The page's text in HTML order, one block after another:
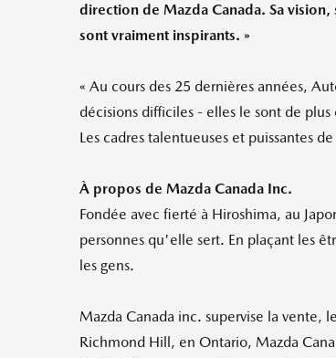
direction de Mazda Canada. Sa
sont vraiment inspirants. »
« Au cours des 25 dernières années,
décisions difficiles - elles le sont de
Les cadres talentueuses et puissantes
À propos de Mazda Canada Inc.
Fondée avec fierté à Hiroshima, au
personnes qu'elle sert. En plaçant les
les gens.
Mazda Canada inc. supervise la vente,
Richmond Hill, en Ontario, Mazda